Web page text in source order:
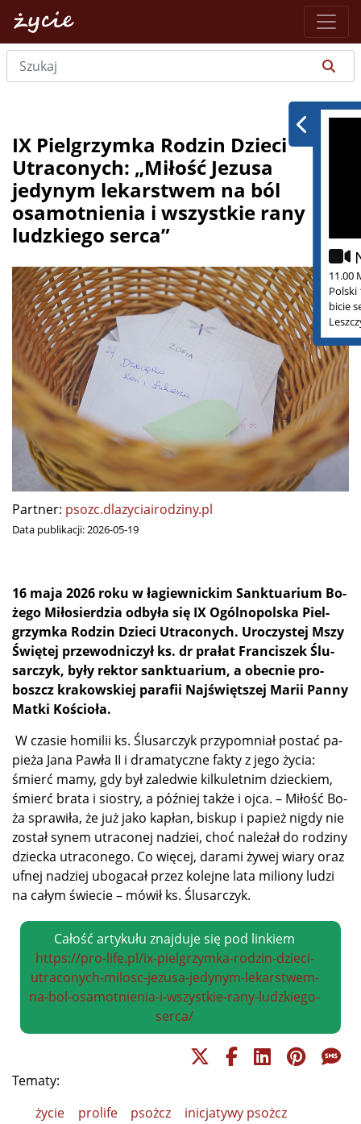
11.00
Polski
bicie
IX Pielgrzymka Rodzin Dzieci
Utraconych: „Miłość Jezusa
jedynym lekarstwem na ból
osamotnienia i wszystkie rany
ludzkiego serca”
Partner: psozc.dlazyciairodziny.pl
Data publikacji:2026-05-19
16 ma­ja 2026 ro­ku w ła­giew­nic­kim Sank­tu­arium Bo­
że­go Mi­ło­sier­dzia od­by­ła się IX Ogól­no­pol­ska Piel­
grzym­ka Ro­dzin Dzie­ci Utra­co­nych. Uro­czy­stej Mszy
Świę­tej prze­wod­ni­czył ks. dr pra­łat Fran­ci­szek Ślu­
sar­czyk, by­ły rek­tor sank­tu­arium, a obec­nie pro­
boszcz kra­kow­skiej pa­ra­fii Naj­święt­szej Ma­rii Pan­ny
Mat­ki Kościoła.
W cza­sie ho­mi­lii ks. Ślu­sar­czyk przy­po­mniał po­stać pa­
pie­ża Ja­na Paw­ła II i dra­ma­tycz­ne fak­ty z je­go ży­cia:
śmierć ma­my, gdy był za­le­d­wie kil­ku­let­nim dziec­kiem,
śmierć bra­ta i sio­stry, a póź­niej tak­że i oj­ca. – Mi­łość Bo­
ża spra­wi­ła, że już ja­ko ka­płan, bi­skup i pa­pież ni­gdy nie
zo­stał sy­nem utra­co­nej na­dziei, choć na­le­żał do ro­dzi­ny
dziec­ka utra­co­ne­go. Co wię­cej, da­ra­mi ży­wej wia­ry oraz
uf­nej na­dziej ubo­ga­cał przez ko­lej­ne la­ta mi­lio­ny lu­dzi
na ca­łym świe­cie – mó­wił ks. Ślusarczyk.
Całość artykułu znajduje się pod linkiem
https://pro-life.pl/ix-pielgrzymka-rodzin-dzieci-
utraconych-milosc-jezusa-jedynym-lekarstwem-
na-bol-osamotnienia-i-wszystkie-rany-ludzkiego-
serca/
Tematy:
życie
prolife psożcz inicjatywy psożcz